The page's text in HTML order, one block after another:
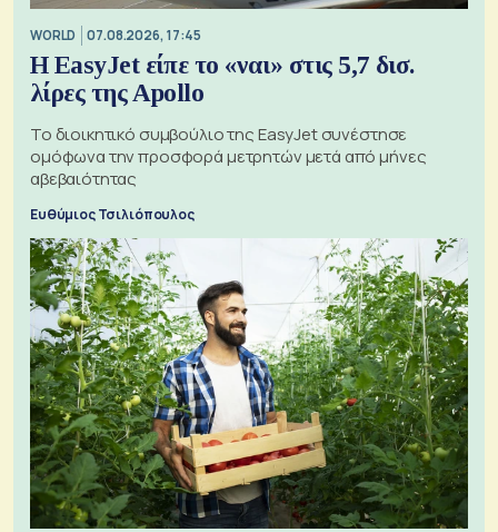
WORLD 07.08.2026, 17:45
Η EasyJet είπε το «ναι» στις 5,7 δισ.
λίρες της Apollo
Το διοικητικό συμβούλιο της EasyJet συνέστησε
ομόφωνα την προσφορά μετρητών μετά από μήνες
αβεβαιότητας
Ευθύμιος Τσιλιόπουλος